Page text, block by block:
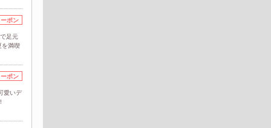
ポン
足元
を満喫
ポン
愛いデ